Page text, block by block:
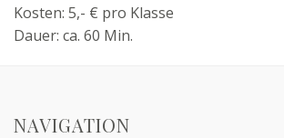
Kosten: 5,- € pro Klasse
Dauer: ca. 60 Min.
NAVIGATION